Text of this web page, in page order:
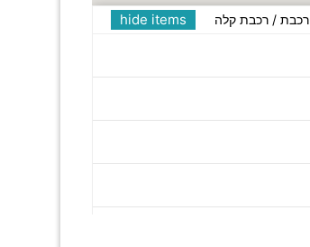
hide items רכבת / רכבת קלה